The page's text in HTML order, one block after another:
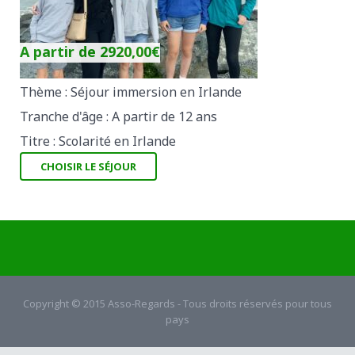
A partir de 2920,00€
Thème : Séjour immersion en Irlande
Tranche d'âge : A partir de 12 ans
Titre : Scolarité en Irlande
CHOISIR LE SÉJOUR
Copyright © 2015 Asso-Regards - Tous droits réservés pour tous
pays